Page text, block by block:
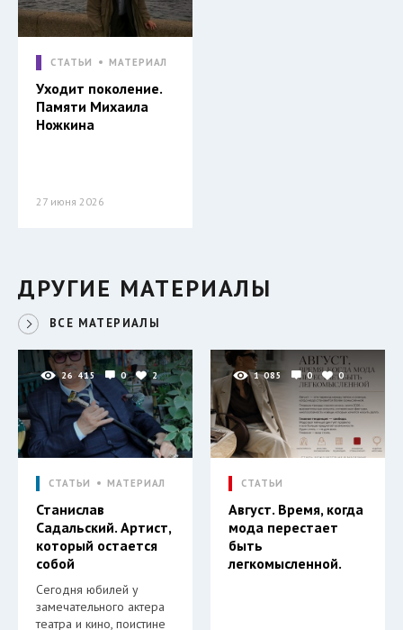
СТАТЬИ МАТЕРИАЛ
Уходит поколение.
Памяти Михаила
Ножкина
27 июня 2026
ДРУГИЕ МАТЕРИАЛЫ
ВСЕ МАТЕРИАЛЫ
26 415 0 2
СТАТЬИ МАТЕРИАЛ
Станислав
Садальский. Артист,
который остается
собой
Сегодня юбилей у
замечательного актера
театра и кино, поистине
1 085 0 0
СТАТЬИ
Август. Время, когда
мода перестает
быть
легкомысленной.